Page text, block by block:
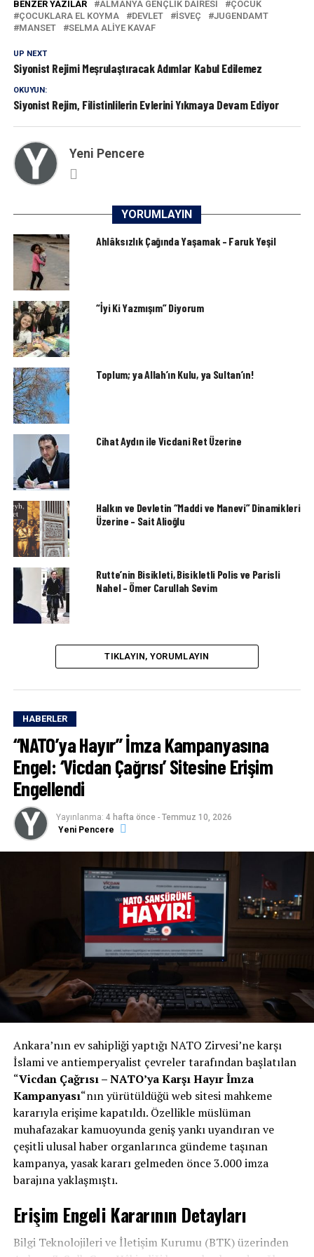
BENZER YAZILAR ALMANYA GENÇLIK DAIRESI
ÇOCUK
ÇOCUKLARA EL KOYMA
DEVLET ISVEÇ
JUGENDAMT
MANSET
SELMA ALIYE KAVAF
UP NEXT
Siyonist Rejimi Meşrulaştıracak Adımlar Kabul Edilemez
OKUYUN:
Siyonist Rejim, Filistinlilerin Evlerini Yıkmaya Devam Ediyor
Yeni Pencere
YORUMLAYIN
Ahlâksızlık Çağında Yaşamak – Faruk Yeşil
“İyi Ki Yazmışım” Diyorum
Toplum; ya Allah’ın Kulu, ya Sultan’ın!
Cihat Aydın ile Vicdani Ret Üzerine
Halkın ve Devletin “Maddi ve Manevi” Dinamikleri
Üzerine – Sait Alioğlu
Rutte’nin Bisikleti, Bisikletli Polis ve Parisli
Nahel – Ömer Carullah Sevim
TIKLAYIN, YORUMLAYIN
HABERLER
“NATO’ya Hayır” İmza Kampanyasına
Engel: ‘Vicdan Çağrısı’ Sitesine Erişim
Engellendi
Yayınlanma: 4 hafta önce - Temmuz 10, 2026
Yeni Pencere
Ankara’nın ev sahipliği yaptığı NATO Zirvesi’ne karşı
İslami ve antiemperyalist çevreler tarafından başlatılan
“Vicdan Çağrısı – NATO’ya Karşı Hayır İmza
Kampanyası“nın yürütüldüğü web sitesi mahkeme
kararıyla erişime kapatıldı. Özellikle müslüman
muhafazakar kamuoyunda geniş yankı uyandıran ve
çeşitli ulusal haber organlarınca gündeme taşınan
kampanya, yasak kararı gelmeden önce 3.000 imza
barajına yaklaşmıştı.
Erişim Engeli Kararının Detayları
Bilgi Teknolojileri ve İletişim Kurumu (BTK) üzerinden